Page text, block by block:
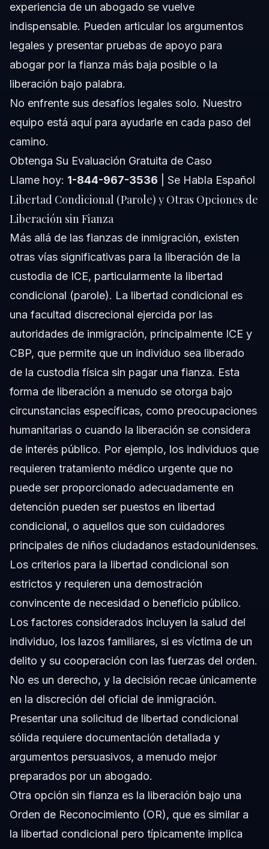
experiencia de un abogado se vuelve
indispensable. Pueden articular los argumentos
legales y presentar pruebas de apoyo para
abogar por la fianza más baja posible o la
liberación bajo palabra.
No enfrente sus desafíos legales solo. Nuestro
equipo está aquí para ayudarle en cada paso del
camino.
Obtenga Su Evaluación Gratuita de Caso
Llame hoy: 1-844-967-3536 | Se Habla Español
Libertad Condicional (Parole) y Otras Opciones de
Liberación sin Fianza
Más allá de las fianzas de inmigración, existen
otras vías significativas para la liberación de la
custodia de ICE, particularmente la libertad
condicional (parole). La libertad condicional es
una facultad discrecional ejercida por las
autoridades de inmigración, principalmente ICE y
CBP, que permite que un individuo sea liberado
de la custodia física sin pagar una fianza. Esta
forma de liberación a menudo se otorga bajo
circunstancias específicas, como preocupaciones
humanitarias o cuando la liberación se considera
de interés público. Por ejemplo, los individuos que
requieren tratamiento médico urgente que no
puede ser proporcionado adecuadamente en
detención pueden ser puestos en libertad
condicional, o aquellos que son cuidadores
principales de niños ciudadanos estadounidenses.
Los criterios para la libertad condicional son
estrictos y requieren una demostración
convincente de necesidad o beneficio público.
Los factores considerados incluyen la salud del
individuo, los lazos familiares, si es víctima de un
delito y su cooperación con las fuerzas del orden.
No es un derecho, y la decisión recae únicamente
en la discreción del oficial de inmigración.
Presentar una solicitud de libertad condicional
sólida requiere documentación detallada y
argumentos persuasivos, a menudo mejor
preparados por un abogado.
Otra opción sin fianza es la liberación bajo una
Orden de Reconocimiento (OR), que es similar a
la libertad condicional pero típicamente implica